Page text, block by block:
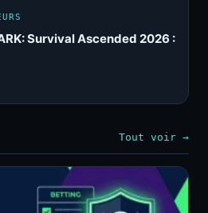
Survival Ascended 2026 :
Tout voir →